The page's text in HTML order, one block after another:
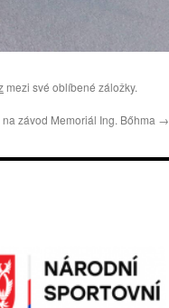
mezi své oblíbené záložky.
závod Memoriál Ing. Bőhma →